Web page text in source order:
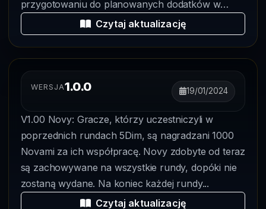
przygotowaniu do planowanych dodatków w
Czytaj aktualizację
WERSJA1.0.0 19/01/2024
V1.00 Novy: Gracze, którzy uczestniczyli w
poprzednich rundach 5Dim, są nagradzani 1000
Novami za ich współpracę. Novy zdobyte od teraz
są zachowywane na wszystkie rundy, dopóki nie
zostaną wydane. Na koniec każdej rundy...
Czytaj aktualizację